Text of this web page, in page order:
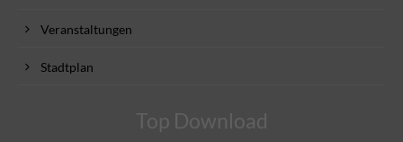
Veranstaltungen
Stadtplan
Top Download